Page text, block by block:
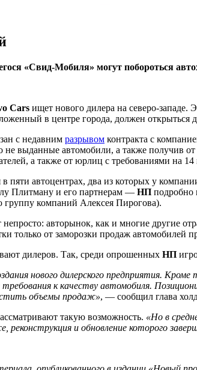
«Свид-Мобиля» могут побороться
Cars ищет нового дилера на северо-
в центре города, должен открыться
с недавним разрывом контракта с
выданные автомобили, а также получив от
а также от юрлиц с требованиями на
пяти автоцентрах, два из которых у
Плитману и его партнерам — НП подробно
компаний Алексея Пирогова).
авторынок, как и многие другие
только от заморозки продаж автомобилей
дилеров. Так, среди опрошенных НП
нового дилерского предприятия. Кроме
к качеству автомобиля.
объемы продаж», — сообщил глава
такую возможность. «Но в
реконструкция и обновление которого